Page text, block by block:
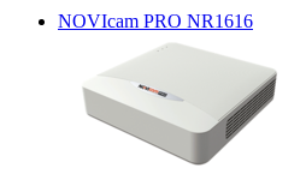
NOVIcam PRO NR1616